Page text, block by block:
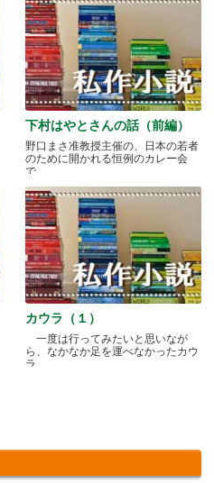
下村はやとさんの話（前編）
野口まさ准教授主催の、日本の若者
のために開かれる恒例のカレー会
で.....
カウラ（１）
一度は行ってみたいと思いなが
ら、なかなか足を運べなかったカウ
ラ.....